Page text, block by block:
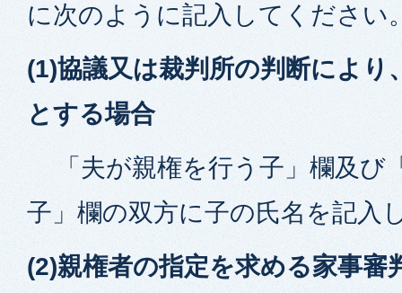
に次のように記入してください
(1)協議又は裁判所の判断により
とする場合
「夫が親権を行う子」欄及び
子」欄の双方に子の氏名を記入
(2)親権者の指定を求める家事審